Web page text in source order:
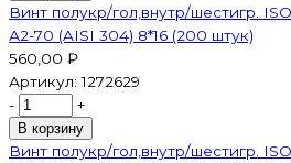
Винт полукр/гол,внутр/шестигр.
А2-70 (AISI 304) 8*16 (200 штук)
560,00 ₽
Артикул:1272629
-
+
В корзину
Винт полукр/гол,внутр/шестигр.